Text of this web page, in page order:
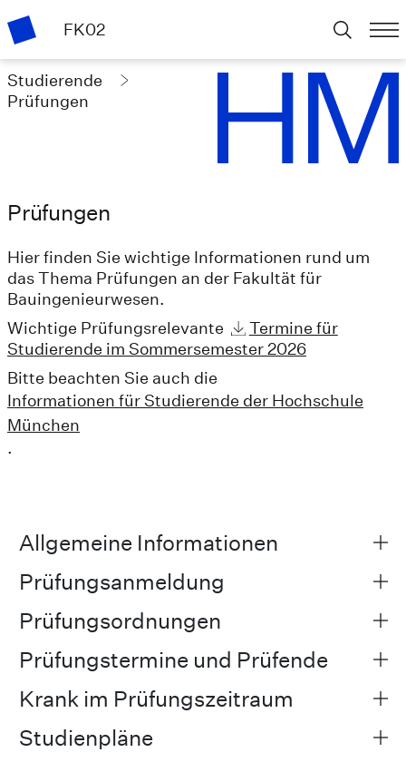
FK02
Studierende
Prüfungen
Prüfungen
Hier finden Sie wichtige Informationen rund um
das Thema Prüfungen an der Fakultät für
Bauingenieurwesen.
Wichtige Prüfungsrelevante
Termine für
Studierende im Sommersemester 2026
Bitte beachten Sie auch die
Informationen für Studierende der Hochschule
München
.
Allgemeine Informationen
Prüfungsanmeldung
Prüfungsordnungen
Prüfungstermine und Prüfende
Krank im Prüfungszeitraum
Studienpläne